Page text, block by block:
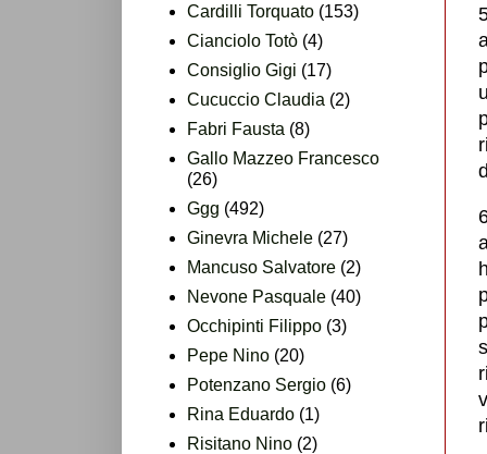
Cardilli Torquato (153)
Cianciolo Totò (4)
Consiglio Gigi (17)
Cucuccio Claudia (2)
Fabri Fausta (8)
Gallo Mazzeo Francesco
(26)
Ggg (492)
Ginevra Michele (27)
Mancuso Salvatore (2)
Nevone Pasquale (40)
Occhipinti Filippo (3)
Pepe Nino (20)
Potenzano Sergio (6)
Rina Eduardo (1)
Risitano Nino (2)